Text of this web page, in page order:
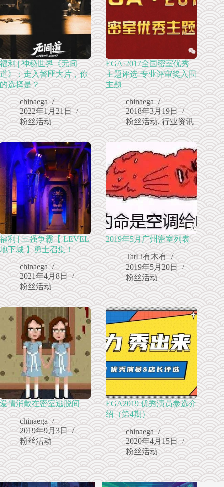
福利 | 神秘世界《无间
道》：走入警匪大片，你
的选择是？
chinaega
2022年1月21日
粉丝活动
EGA·2017全国密室优秀
主题评选-专业评审奖入围
主题
chinaega
2018年3月19日
粉丝活动,行业资讯
福利 | 三强争霸【 LEVEL
地下城 】勇士召集！
chinaega
2021年4月8日
粉丝活动
2019年5月广州密室列表
TatLi有木有
2019年5月20日
粉丝活动
爱情消散在密室逃脱间
chinaega
2019年9月3日
粉丝活动
EGA2019 优秀演员参选介
绍（第4期）
chinaega
2020年4月15日
粉丝活动